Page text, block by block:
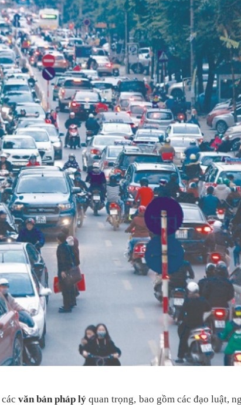
cácvăn bản pháp lý quan trọng, bao gồm các đạo luật,